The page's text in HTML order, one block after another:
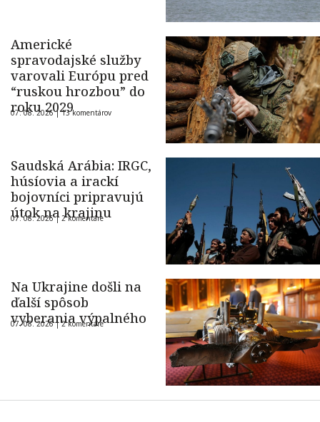
Americké
spravodajské služby
varovali Európu pred
“ruskou hrozbou” do
roku 2029
07. 08. 2026 |13 komentárov
Saudská Arábia: IRGC,
húsíovia a irackí
bojovníci pripravujú
útok na krajinu
07. 08. 2026 |2 komentáre
Na Ukrajine došli na
ďalší spôsob
vyberania výpalného
07. 08. 2026 |2 komentáre